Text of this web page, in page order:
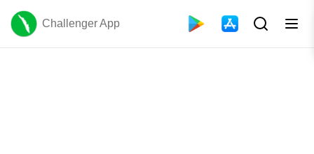
Challenger App